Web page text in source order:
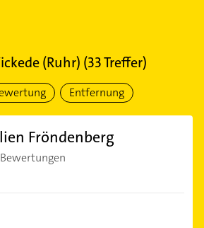
(Ruhr) (33Treffer)
Entfernung
Fröndenberg